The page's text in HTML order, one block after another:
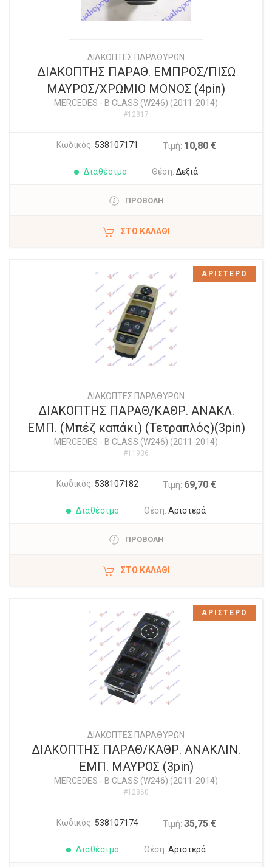
ΔΙΑΚΟΠΤΕΣ ΠΑΡΑΘΥΡΩΝ
ΔΙΑΚΟΠΤΗΣ ΠΑΡΑΘ. ΕΜΠΡΟΣ/ΠΙΣΩ
ΜΑΥΡΟΣ/ΧΡΩΜΙΟ ΜΟΝΟΣ (4pin)
MERCEDES - B CLASS (W246) (2011-2014)
#12817
Κωδικός: 538107171 Τιμή: 10,80 €
Διαθέσιμο Θέση: Δεξιά
ΠΡΟΒΟΛΗ
ΣΤΟ ΚΑΛΆΘΙ
ΔΙΑΚΟΠΤΕΣ ΠΑΡΑΘΥΡΩΝ
ΔΙΑΚΟΠΤΗΣ ΠΑΡΑΘ/ΚΑΘΡ. ΑΝΑΚΛ.
ΕΜΠ. (Μπέζ καπάκι) (Τετραπλός)(3pin)
MERCEDES - B CLASS (W246) (2011-2014)
#11936
Κωδικός: 538107182 Τιμή: 69,70 €
Διαθέσιμο Θέση: Αριστερά
ΠΡΟΒΟΛΗ
ΣΤΟ ΚΑΛΆΘΙ
ΑΡΙΣΤΕΡΟ
ΔΙΑΚΟΠΤΕΣ ΠΑΡΑΘΥΡΩΝ
ΔΙΑΚΟΠΤΗΣ ΠΑΡΑΘ/ΚΑΘΡ. ΑΝΑΚΛΙΝ.
ΕΜΠ. ΜΑΥΡΟΣ (3pin)
MERCEDES - B CLASS (W246) (2011-2014)
#12860
Κωδικός: 538107174 Τιμή: 35,75 €
Διαθέσιμο Θέση: Αριστερά
ΑΡΙΣΤΕΡΟ